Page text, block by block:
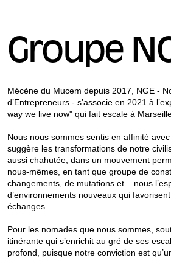
Groupe
Mécène du Mucem depuis 2017, NGE -
d’Entrepreneurs - s’associe en 2021 à
way we live now" qui fait escale à
Nous nous sommes sentis en affinité
suggère les transformations de notre
aussi chahutée, dans un mouvement
nous-mêmes, en tant que groupe de
changements, de mutations et – nous
d’environnements nouveaux qui
échanges.
Pour les nomades que nous sommes,
itinérante qui s’enrichit au gré de ses
profond, puisque notre conviction est